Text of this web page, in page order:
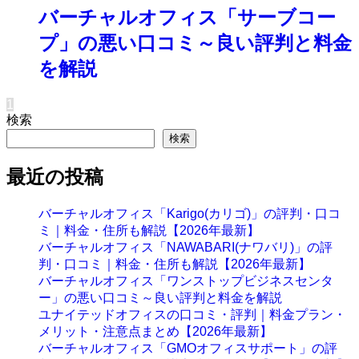
バーチャルオフィス「サーブコー
プ」の悪い口コミ～良い評判と料金
を解説
1
検索
検索
最近の投稿
バーチャルオフィス「Karigo(カリゴ)」の評判・口コ
ミ｜料金・住所も解説【2026年最新】
バーチャルオフィス「NAWABARI(ナワバリ)」の評
判・口コミ｜料金・住所も解説【2026年最新】
バーチャルオフィス「ワンストップビジネスセンタ
ー」の悪い口コミ～良い評判と料金を解説
ユナイテッドオフィスの口コミ・評判｜料金プラン・
メリット・注意点まとめ【2026年最新】
バーチャルオフィス「GMOオフィスサポート」の評